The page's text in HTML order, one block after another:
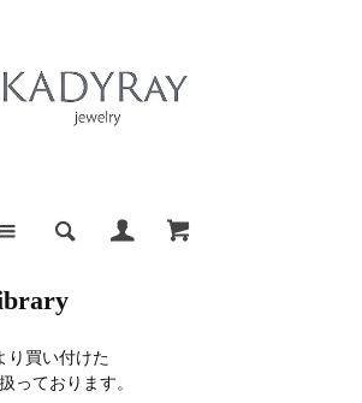
り買い付けた
っております。